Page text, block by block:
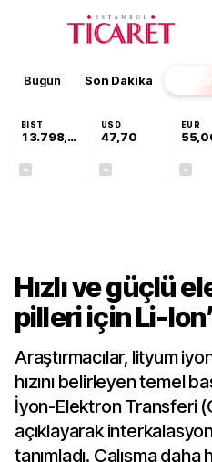
Bugün Son Dakika
BIST
13.798,82
USD
47,70
EUR
Hızlı ve güçlü
pilleri için Li-
Araştırmacılar, lityum
hızını belirleyen temel
İyon-Elektron Transferi
açıklayarak
tanımladı. Çalışma daha